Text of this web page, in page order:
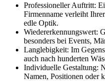
Professioneller Auftritt:
Firmenname verleiht
edle Optik.
Wiedererkennungswert:
besonders bei Events,
Langlebigkeit: Im
auch nach hunderten
Individuelle Gestaltung:
Namen, Positionen oder